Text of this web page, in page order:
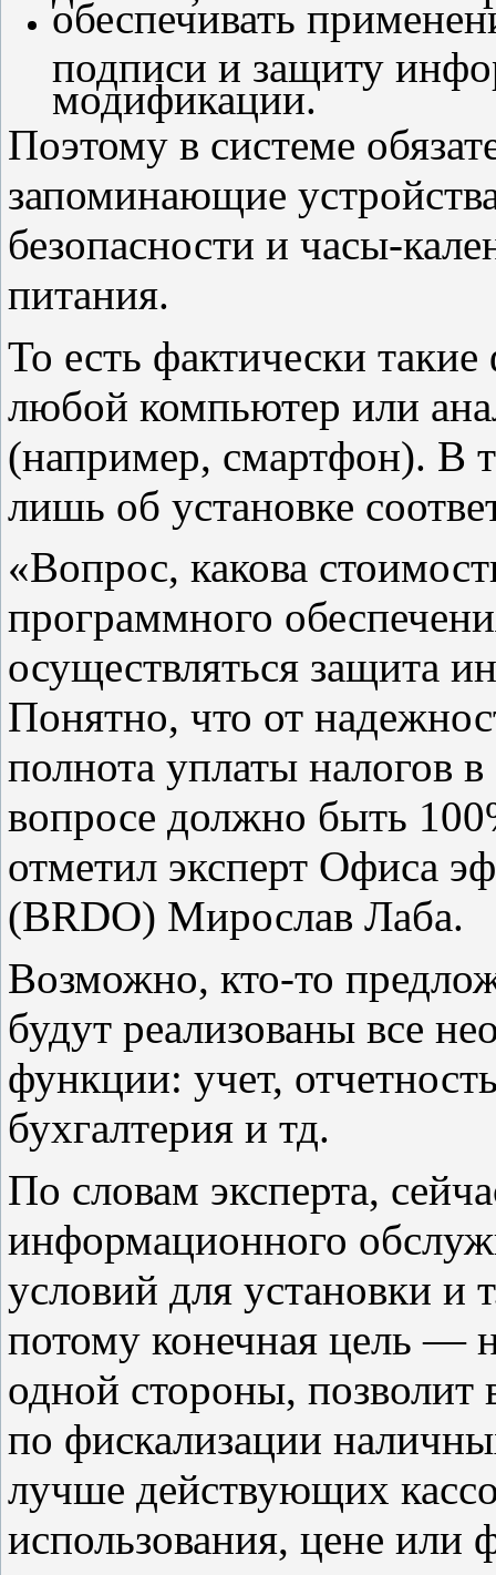
обеспечивать
подписи и защиту
модификации.
Поэтому в системе
запоминающие
безопасности и часы-
питания.
То есть фактически
любой компьютер или
(например, смартфон). В
лишь об установке
«Вопрос, какова
программного
осуществляться защита
Понятно, что от
полнота уплаты налогов
вопросе должно быть
отметил эксперт Офиса
(BRDO) Мирослав Лаба.
Возможно, кто-то
будут реализованы все
функции: учет,
бухгалтерия и тд.
По словам эксперта,
информационного
условий для установки и
потому конечная цель —
одной стороны, позволит
по фискализации
лучше действующих
использования, цене или